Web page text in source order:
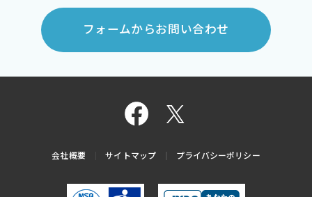
フォームからお問い合わせ
会社概要 サイトマップ プライバシーポリシー